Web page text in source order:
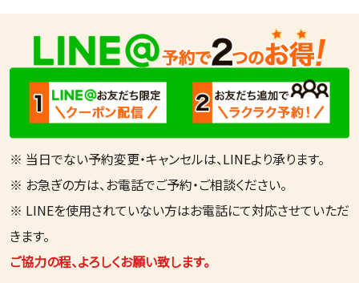
※ 当日でない予約変更・キャンセルは、LINEより承ります。
※ お急ぎの方は、お電話でご予約・ご相談ください。
※ LINEを使用されていない方はお電話にて対応させていただ
きます。
ご協力の程、よろしくお願い致します。